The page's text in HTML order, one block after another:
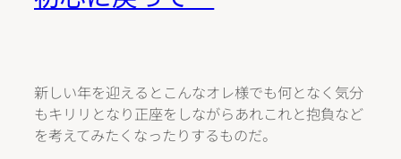
新しい年を迎えるとこんなオレ様でも何となく気分
もキリリとなり正座をしながらあれこれと抱負など
を考えてみたくなったりするものだ。